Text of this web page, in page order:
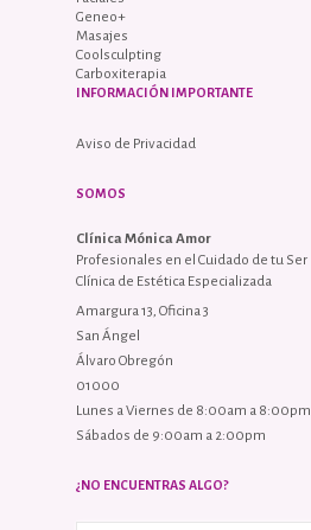
Geneo+
Masajes
Coolsculpting
Carboxiterapia
INFORMACIÓN IMPORTANTE
Aviso de Privacidad
SOMOS
Clínica Mónica Amor
Profesionales en el Cuidado de tu Ser
Clínica de Estética Especializada
Amargura 13, Oficina 3
San Ángel
Álvaro Obregón
01000
Lunes a Viernes de 8:00am a 8:00pm
Sábados de 9:00am a 2:00pm
¿NO ENCUENTRAS ALGO?